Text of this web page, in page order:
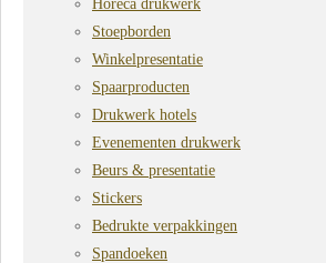
Horeca drukwerk
Stoepborden
Winkelpresentatie
Spaarproducten
Drukwerk hotels
Evenementen drukwerk
Beurs & presentatie
Stickers
Bedrukte verpakkingen
Spandoeken